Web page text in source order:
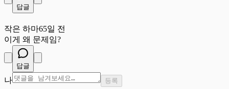
답글
작은 하마65일 전
이게 왜 문제임?
답글
나 등록